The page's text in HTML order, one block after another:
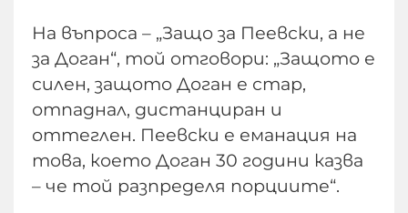
На въпроса – „Защо за Пеевски, а не
за Доган“, той отговори: „Защото е
силен, защото Доган е стар,
отпаднал, дистанциран и
оттеглен. Пеевски е еманация на
това, което Доган 30 години казва
– че той разпределя порциите“.